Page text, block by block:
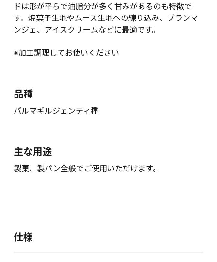
ドは形が平らで油脂分が多く甘みがあるのも特徴で
す。焼菓子生地やムース生地への練り込み、ブランマ
ンジェ、アイスクリームなどに最適です。
※加工調理してお使いください
品種
パルマギルジェンティ種
主な用途
製菓、製パン全般でご使用いただけます。
仕様